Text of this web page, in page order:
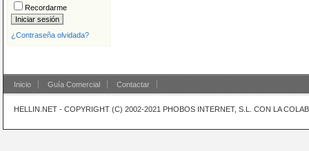
Recordarme
¿Contraseña olvidada?
Inicio Guía Comercial Contactar
HELLIN.NET - COPYRIGHT (C) 2002-2021 PHOBOS INTERNET, S.L. CON LA